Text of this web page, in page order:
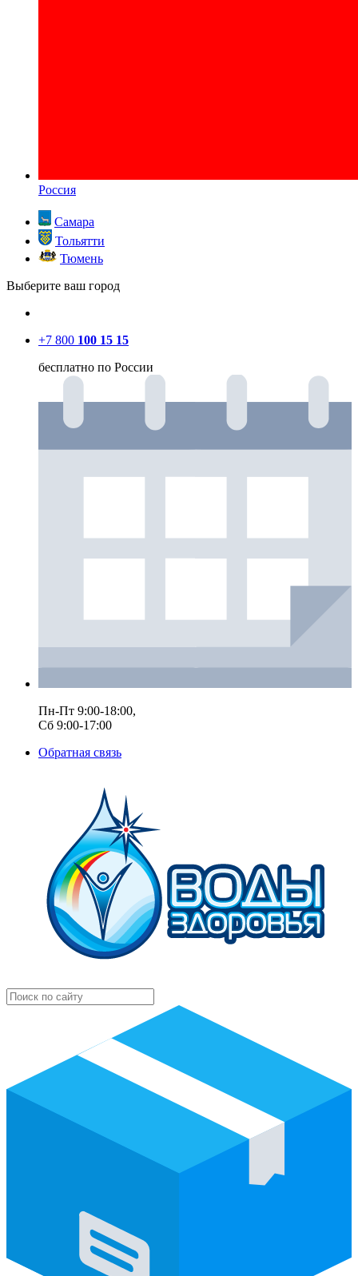
Россия
Самара
Тольятти
Тюмень
Выберите ваш город
+7 800 100 15 15
бесплатно по России
Пн-Пт 9:00-18:00,
Сб 9:00-17:00
Обратная связь